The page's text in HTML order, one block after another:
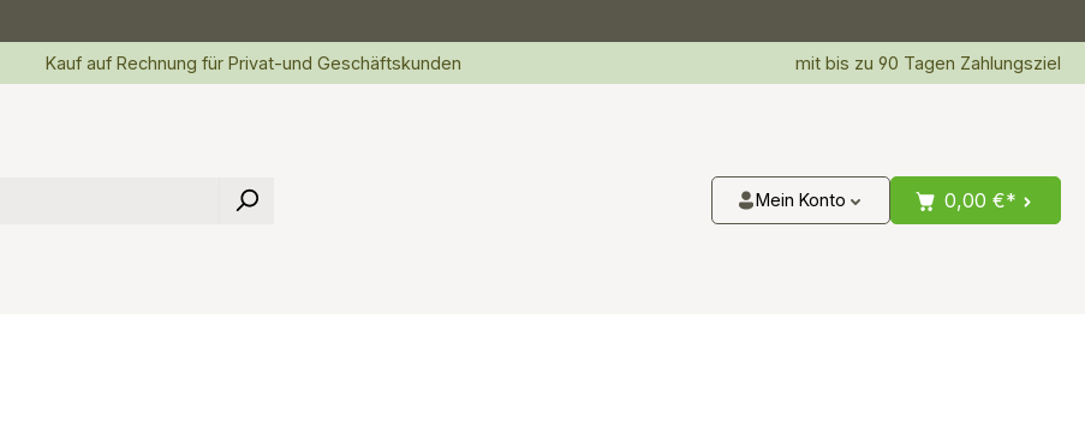
Kauf auf Rechnung für Privat-und Geschäftskunden mit bis zu 90 Tagen Zahlungsziel
Mein Konto 0,00 €*